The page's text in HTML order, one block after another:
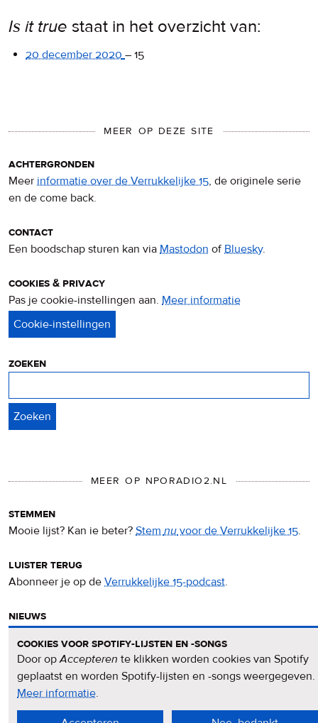
Is it true staat in het overzicht van:
20 december 2020 – 15
MEER OP DEZE SITE
achtergronden
Meer informatie over de Verrukkelijke 15, de originele serie
en de come back.
contact
Een boodschap sturen kan via Mastodon ofBluesky.
cookies & privacy
Pas je cookie-instellingen aan. Meer informatie
zoeken
MEER OP NPORADIO2.NL
stemmen
Mooie lijst? Kan ie beter? Stemnuvoor de Verrukkelijke 15.
luister terug
Abonneer je op de Verrukkelijke 15-podcast.
nieuws
nieuwsbrief
Meld je aan voor deVerrukkelijke 15-nieuwsbrief.
cookies voor spotify-lijsten en -songs
Door opAccepteren te klikken worden cookies van Spotify
geplaatst en worden Spotify-lijsten en -songs weergegeven.
Meer informatieover
privacy
.